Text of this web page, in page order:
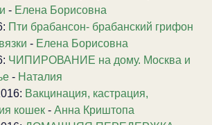
- Елена Борисовна
Пти брабансон- брабанский грифон
- Елена Борисовна
ЧИПИРОВАНИЕ на дому. Москва и
- Наталия
Вакцинация, кастрация,
кошек - Анна Криштопа